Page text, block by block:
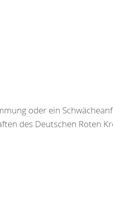
oder ein
des Deutschen Roten